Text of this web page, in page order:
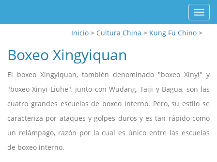
Inicio > Cultura China > Kung Fu Chino >
Boxeo Xingyiquan
El boxeo Xingyiquan, también denominado "boxeo Xinyi" y
"boxeo Xinyi Liuhe", junto con Wudang, Taiji y Bagua, son las
cuatro grandes escuelas de boxeo interno. Pero, su estilo se
caracteriza por ataques y golpes duros y es tan rápido como
un relámpago, razón por la cual es único entre las escuelas
de boxeo interno.